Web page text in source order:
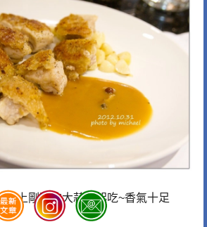
配上剛剛的大蒜一起吃~香氣十足